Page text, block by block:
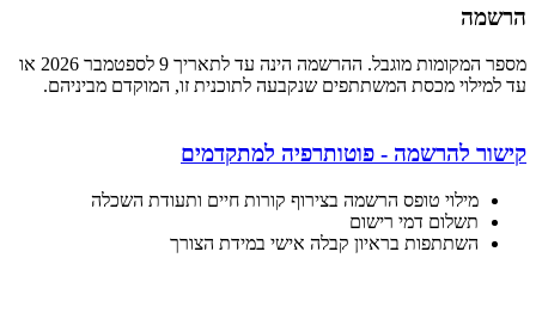
הרשמה
מספר המקומות מוגבל. ההרשמה הינה עד לתאריך 9 לספטמבר 2026 או
עד למילוי מכסת המשתתפים שנקבעה לתוכנית זו, המוקדם מביניהם.
קישור להרשמה - פוטותרפיה למתקדמים
מילוי טופס הרשמה בצירוף קורות חיים ותעודת השכלה
תשלום דמי רישום
השתתפות בראיון קבלה אישי במידת הצורך